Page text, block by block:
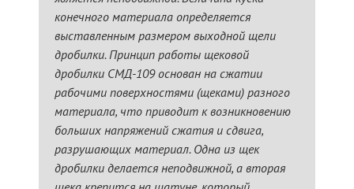
конечного материала определяется
выставленным размером выходной щели
дробилки. Принцип работы щековой
дробилки СМД-109 основан на сжатии
рабочими поверхностями (щеками) разного
материала, что приводит к возникновению
больших напряжений сжатия и сдвига,
разрушающих материал. Одна из щек
дробилки делается неподвижной, а вторая